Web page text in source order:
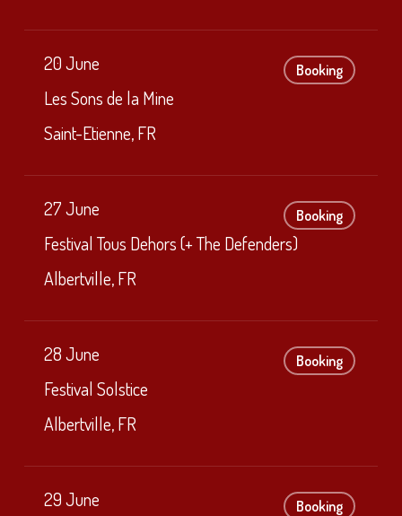
20 June
Les Sons de la Mine
Saint-Etienne, FR
Booking
27 June
Festival Tous Dehors (+ The Defenders)
Albertville, FR
Booking
28 June
Festival Solstice
Albertville, FR
Booking
29 June
Booking